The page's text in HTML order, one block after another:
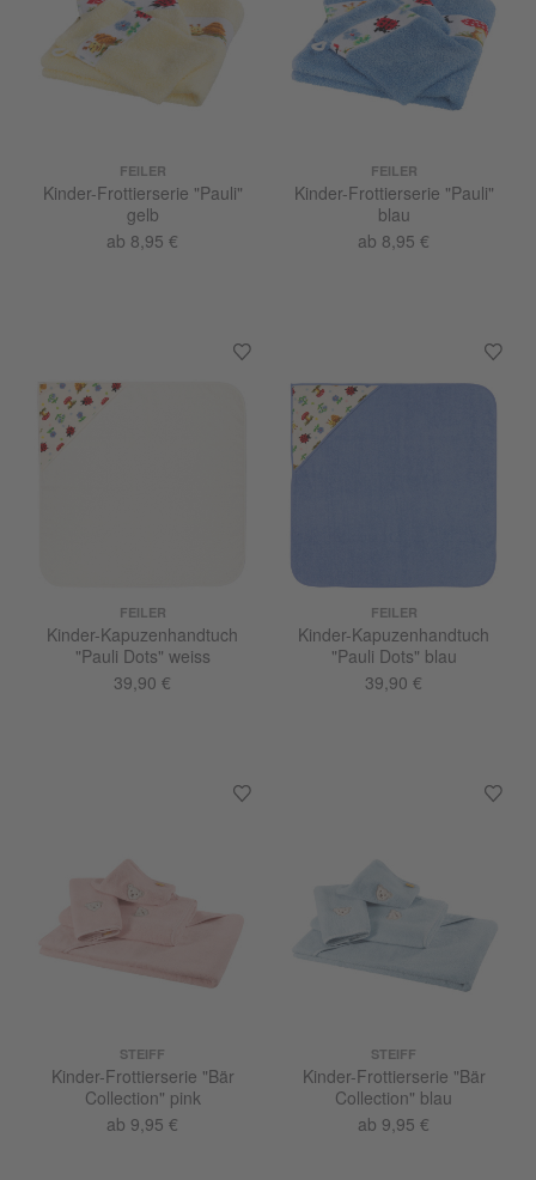
FEILER
Kinder-Frottierserie "Pauli"
gelb
ab 8,95 €
FEILER
Kinder-Frottierserie "Pauli"
blau
ab 8,95 €
FEILER
Kinder-Kapuzenhandtuch
"Pauli Dots" weiss
39,90 €
FEILER
Kinder-Kapuzenhandtuch
"Pauli Dots" blau
39,90 €
STEIFF
Kinder-Frottierserie "Bär
Collection" pink
ab 9,95 €
STEIFF
Kinder-Frottierserie "Bär
Collection" blau
ab 9,95 €